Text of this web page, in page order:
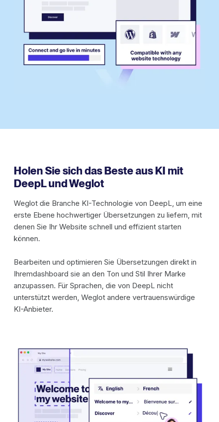
Holen Sie sich das Beste aus KI mit
DeepL und Weglot
Weglot die Branche KI-Technologie von DeepL, um eine
erste Ebene hochwertiger Übersetzungen zu liefern, mit
denen Sie Ihr Website schnell und effizient starten
können.
Bearbeiten und optimieren Sie Übersetzungen direkt in
Ihremdashboard sie an den Ton und Stil Ihrer Marke
anzupassen. Für Sprachen, die von DeepL nicht
unterstützt werden, Weglot andere vertrauenswürdige
KI-Anbieter.